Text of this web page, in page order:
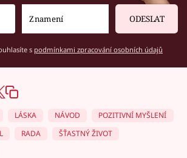
ODESLAT
s podmínkami zpracování osobních údajů
LÁSKA NÁVOD
POZITIVNÍ MYŠLENÍ
RADA
ŠŤASTNÝ ŽIVOT